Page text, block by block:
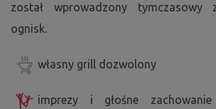
został wprowadzony tymczasowy
ognisk.
własny grill dozwolony
imprezy i głośne